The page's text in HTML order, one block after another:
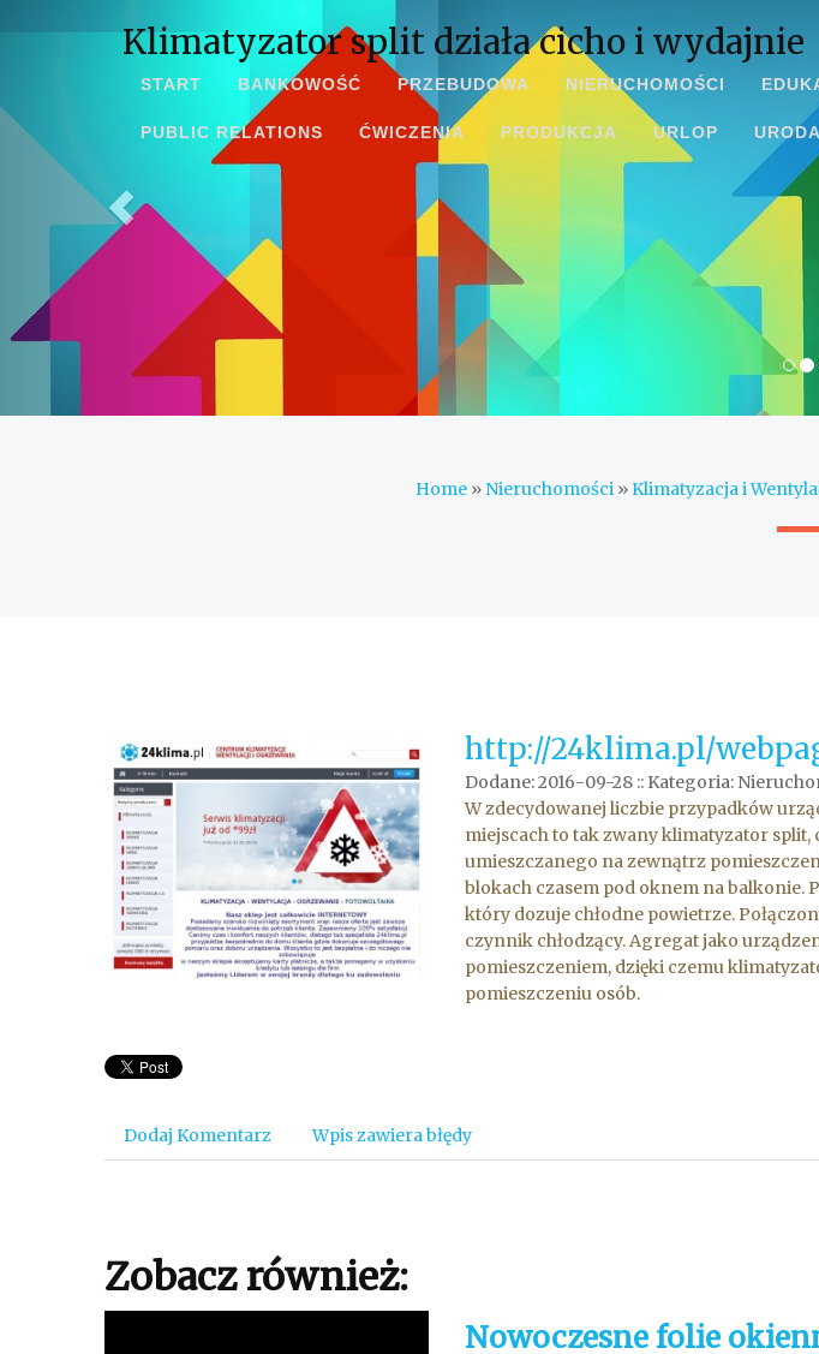
Klimatyzator split działa cicho i wydajnie
START BANKOWOŚĆ PRZEBUDOWA NIERUCHOMOŚCI
PUBLIC RELATIONS ĆWICZENIA PRODUKCJA URLOP URODA
Home » Nieruchomości »Klimatyzacja i
http://24klima.pl/
Dodane: 2016-09-28 :: Kategoria:
W zdecydowanej liczbie przypadków
miejscach to tak zwany klimatyzator split,
umieszczanego na zewnątrz
blokach czasem pod oknem na balkonie.
który dozuje chłodne powietrze.
czynnik chłodzący. Agregat jako
pomieszczeniem, dzięki czemu
pomieszczeniu osób.
Dodaj Komentarz Wpis zawiera błędy
Zobacz również:
Nowoczesne folie